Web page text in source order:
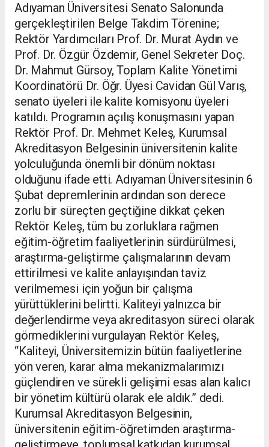
Adıyaman Üniversitesi Senato Salonunda
gerçekleştirilen Belge Takdim Törenine;
Rektör Yardımcıları Prof. Dr. Murat Aydın ve
Prof. Dr. Özgür Özdemir, Genel Sekreter Doç.
Dr. Mahmut Gürsoy, Toplam Kalite Yönetimi
Koordinatörü Dr. Öğr. Üyesi Cavidan Gül Varış,
senato üyeleri ile kalite komisyonu üyeleri
katıldı. Programın açılış konuşmasını yapan
Rektör Prof. Dr. Mehmet Keleş, Kurumsal
Akreditasyon Belgesinin üniversitenin kalite
yolculuğunda önemli bir dönüm noktası
olduğunu ifade etti. Adıyaman Üniversitesinin 6
Şubat depremlerinin ardından son derece
zorlu bir süreçten geçtiğine dikkat çeken
Rektör Keleş, tüm bu zorluklara rağmen
eğitim-öğretim faaliyetlerinin sürdürülmesi,
araştırma-geliştirme çalışmalarının devam
ettirilmesi ve kalite anlayışından taviz
verilmemesi için yoğun bir çalışma
yürüttüklerini belirtti. Kaliteyi yalnızca bir
değerlendirme veya akreditasyon süreci olarak
görmediklerini vurgulayan Rektör Keleş,
“Kaliteyi, Üniversitemizin bütün faaliyetlerine
yön veren, karar alma mekanizmalarımızı
güçlendiren ve sürekli gelişimi esas alan kalıcı
bir yönetim kültürü olarak ele aldık.” dedi.
Kurumsal Akreditasyon Belgesinin,
üniversitenin eğitim-öğretimden araştırma-